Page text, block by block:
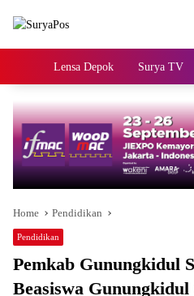
HomeLensa Depok Surya TV
Home Pendidikan
Pendidikan
Pemkab Gunungkidul
Beasiswa